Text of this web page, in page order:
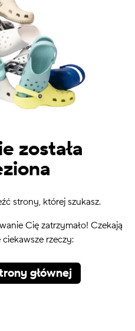
została
strony, której szukasz.
Cię zatrzymało! Czekają
rzeczy:
głównej